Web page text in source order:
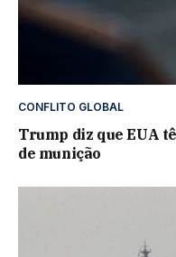
CONFLITO GLOBAL
Trump diz que EUA
de munição